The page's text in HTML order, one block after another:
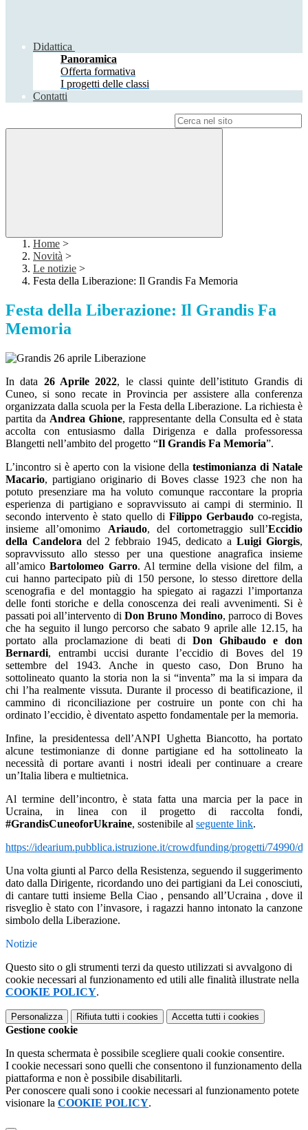
Didattica
Panoramica
Offerta formativa
I progetti delle classi
Contatti
Home >
Novità >
Le notizie >
Festa della Liberazione: Il Grandis Fa Memoria
Festa della Liberazione: Il Grandis Fa
Memoria
In data 26 Aprile 2022, le classi quinte dell’istituto Grandis di
Cuneo, si sono recate in Provincia per assistere alla conferenza
organizzata dalla scuola per la Festa della Liberazione. La richiesta è
partita da Andrea Ghione, rappresentante della Consulta ed è stata
accolta con entusiasmo dalla Dirigenza e dalla professoressa
Blangetti nell’ambito del progetto “Il Grandis Fa Memoria”.
L’incontro si è aperto con la visione della testimonianza di Natale
Macario, partigiano originario di Boves classe 1923 che non ha
potuto presenziare ma ha voluto comunque raccontare la propria
esperienza di partigiano e sopravvissuto ai campi di sterminio. Il
secondo intervento è stato quello di Filippo Gerbaudo co-regista,
insieme all’omonimo Ariaudo, del cortometraggio sull’Eccidio
della Candelora del 2 febbraio 1945, dedicato a Luigi Giorgis,
sopravvissuto allo stesso per una questione anagrafica insieme
all’amicoBartolomeo Garro. Al termine della visione del film, a
cui hanno partecipato più di 150 persone, lo stesso direttore della
scenografia e del montaggio ha spiegato ai ragazzi l’importanza
delle fonti storiche e della conoscenza dei reali avvenimenti. Si è
passati poi all’intervento di Don Bruno Mondino, parroco di Boves
che ha seguito il lungo percorso che sabato 9 aprile alle 12.15, ha
portato alla proclamazione di beati di Don Ghibaudo e don
Bernardi, entrambi uccisi durante l’eccidio di Boves del 19
settembre del 1943. Anche in questo caso, Don Bruno ha
sottolineato quanto la storia non la si “inventa” ma la si impara da
chi l’ha realmente vissuta. Durante il processo di beatificazione, il
cammino di riconciliazione per costruire un ponte con chi ha
ordinato l’eccidio, è diventato aspetto fondamentale per la memoria.
Infine, la presidentessa dell’ANPI Ughetta Biancotto, ha portato
alcune testimonianze di donne partigiane ed ha sottolineato la
necessità di portare avanti i nostri ideali per continuare a creare
un’Italia libera e multietnica.
Al termine dell’incontro, è stata fatta una marcia per la pace in
Ucraina, in linea con il progetto di raccolta fondi,
#GrandisCuneoforUkraine, sostenibile al seguente link.
https://idearium.pubblica.istruzione.it/crowdfunding/progetti/74990/
Una volta giunti al Parco della Resistenza, seguendo il suggerimento
dato dalla Dirigente, ricordando uno dei partigiani da Lei conosciuti,
di cantare tutti insieme Bella Ciao , pensando all’Ucraina , dove il
risveglio è stato con l’invasore, i ragazzi hanno intonato la canzone
simbolo della Liberazione.
Notizie
Questo sito o gli strumenti terzi da questo utilizzati si avvalgono di
cookie necessari al funzionamento ed utili alle finalità illustrate nella
COOKIE POLICY.
Personalizza Rifiuta tutti i cookies Accetta tutti i cookies
Gestione cookie
In questa schermata è possibile scegliere quali cookie consentire.
I cookie necessari sono quelli che consentono il funzionamento della
piattaforma e non è possibile disabilitarli.
Per conoscere quali sono i cookie necessari al funzionamento potete
visionare la COOKIE POLICY.